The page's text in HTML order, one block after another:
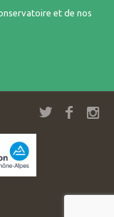
et de nos